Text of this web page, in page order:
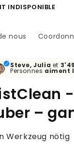
INDISPONIBLE
nous
Steve, Julia et
Personnes aiment
–
Werkzeug nötig